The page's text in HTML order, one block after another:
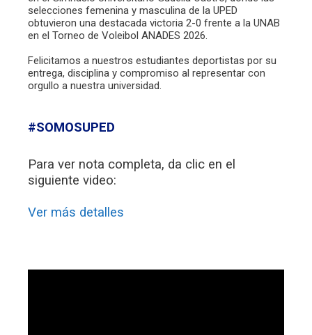
selecciones femenina y masculina de la UPED
obtuvieron una destacada victoria 2-0 frente a la UNAB
en el Torneo de Voleibol ANADES 2026.
Felicitamos a nuestros estudiantes deportistas por su
entrega, disciplina y compromiso al representar con
orgullo a nuestra universidad.
#SOMOSUPED
Para ver nota completa, da clic en el
siguiente video:
Ver más detalles